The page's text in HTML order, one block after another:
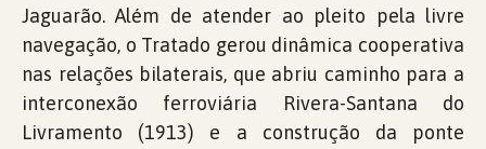
Jaguarão. Além de atender ao pleito pela livre
navegação, o Tratado gerou dinâmica cooperativa
nas relações bilaterais, que abriu caminho para a
interconexão ferroviária Rivera-Santana do
Livramento (1913) e a construção da ponte